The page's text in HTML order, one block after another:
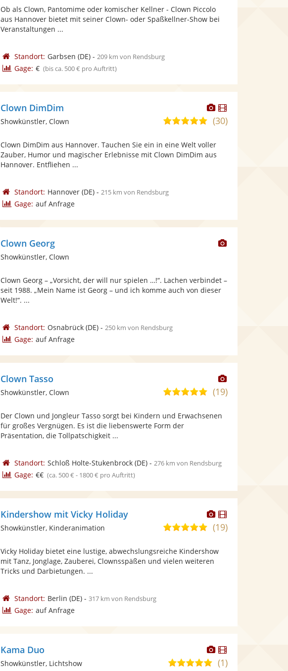
bereit.
5
Sternen
Ob als Clown, Pantomime oder komischer Kellner - Clown Piccolo
aus Hannover bietet mit seiner Clown- oder Spaßkellner-Show bei
Veranstaltungen ...
Standort: Garbsen (DE)- 209 km von Rendsburg
Gage: € (bis ca. 500 € pro Auftritt)
Dieser
Künstler
stellt
Dieser
Künstler
Clown DimDim
4,9
5
Sternen
(30)
Showkünstler, Clown
Clown DimDim aus Hannover. Tauchen Sie ein in eine Welt voller
Zauber, Humor und magischer Erlebnisse mit Clown DimDim aus
Hannover. Entfliehen ...
Standort: Hannover(DE)- 215 km von Rendsburg
Gage: auf Anfrage
Dieser
Clown Georg
Showkünstler, Clown
Clown Georg – „Vorsicht, der will nur spielen …!“. Lachen verbindet –
seit 1988. „Mein Name ist Georg – und ich komme auch von dieser
Welt!“. ...
Standort: Osnabrück(DE)- 250 km von Rendsburg
Gage: auf Anfrage
Dieser
Künstler
Clown Tasso
4,9
5
(19)
Showkünstler, Clown
Der Clown und Jongleur Tasso sorgt bei Kindern und Erwachsenen
für großes Vergnügen. Es ist die liebenswerte Form der
Präsentation, die Tollpatschigkeit ...
Standort: Schloß Holte-Stukenbrock(DE)- 276 km von Rendsburg
Gage: €€ (ca. 500 € - 1800 € pro Auftritt)
Dieser
Künstler
stellt
bereit.
Dieser
Künstler
Kindershow mit Vicky Holiday
4,9
5
Sternen
(19)
Showkünstler, Kinderanimation
Vicky Holiday bietet eine lustige, abwechslungsreiche Kindershow
mit Tanz, Jonglage, Zauberei, Clownsspäßen und vielen weiteren
Tricks und Darbietungen. ...
Standort: Berlin (DE)- 317 km von Rendsburg
Gage: auf Anfrage
Dieser
Künstler
Dieser
Künstler
Kama Duo
5,0(1)
Showkünstler, Lichtshow